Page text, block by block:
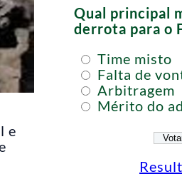
e
Qual principal
derrota para o
Time misto
Falta de
Arbitragem
Mérito do